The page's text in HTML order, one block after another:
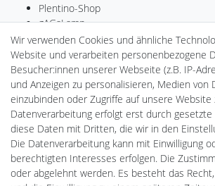
Plentino-Shop
gAGaLamp
Drohnenstore24
MeinUSB
Batteriespeicher
PlentiSolar
Gebrauchtlicht
Ledkauf
DEYESOLAR
Lightech Connect
CardanLight Europe
FORTIMO LEDs
Wir verwenden Cookies und ähnliche
Website und verarbeiten personenbezogene
Besucher:innen unserer Webseite (z.B. IP-
und Anzeigen zu personalisieren, Medien von
einzubinden oder Zugriffe auf unsere Website
Datenverarbeitung erfolgt erst durch gesetzte
diese Daten mit Dritten, die wir in den
Die Datenverarbeitung kann mit Einwilligung
berechtigten Interesses erfolgen. Die
oder abgelehnt werden. Es besteht das